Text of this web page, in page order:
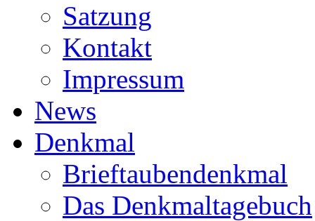
Satzung
Kontakt
Impressum
News
Denkmal
Brieftaubendenkmal
Das Denkmaltagebuch